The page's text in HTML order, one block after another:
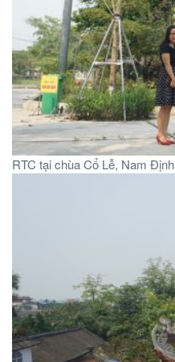
RTC tại chùa Cổ Lễ, Nam Định